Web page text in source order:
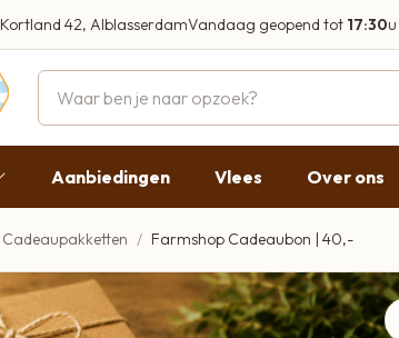
Kortland 42, AlblasserdamVandaag geopend tot 17:30u
Woensdag
Vrijdag
Zaterdag
Aanbiedingen Vlees Over ons
Cadeaupakketten Farmshop Cadeaubon | 40,-